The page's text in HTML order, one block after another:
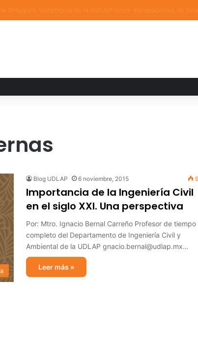
familiar marca el cierre del Curso de Verano de Escuelas
Blog UDLAP 6 noviembre, 2015
Importancia de la Ingeniería Civil
en el siglo XXI. Una perspectiva
Por: Mtro. Ignacio Bernal Carreño Profesor de tiempo
completo del Departamento de Ingeniería Civil y
Ambiental de la UDLAP gnacio.bernal@udlap.mx…
Leer más »